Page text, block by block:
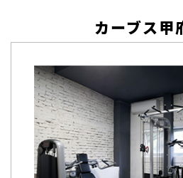
カーブス甲